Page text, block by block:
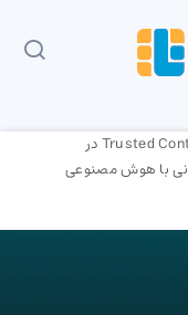
قابلیت حیاتی Trusted Contact در
با هوش مصنوعی